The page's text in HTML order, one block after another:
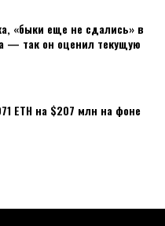
после серии
после серии
— так он оценил текущую